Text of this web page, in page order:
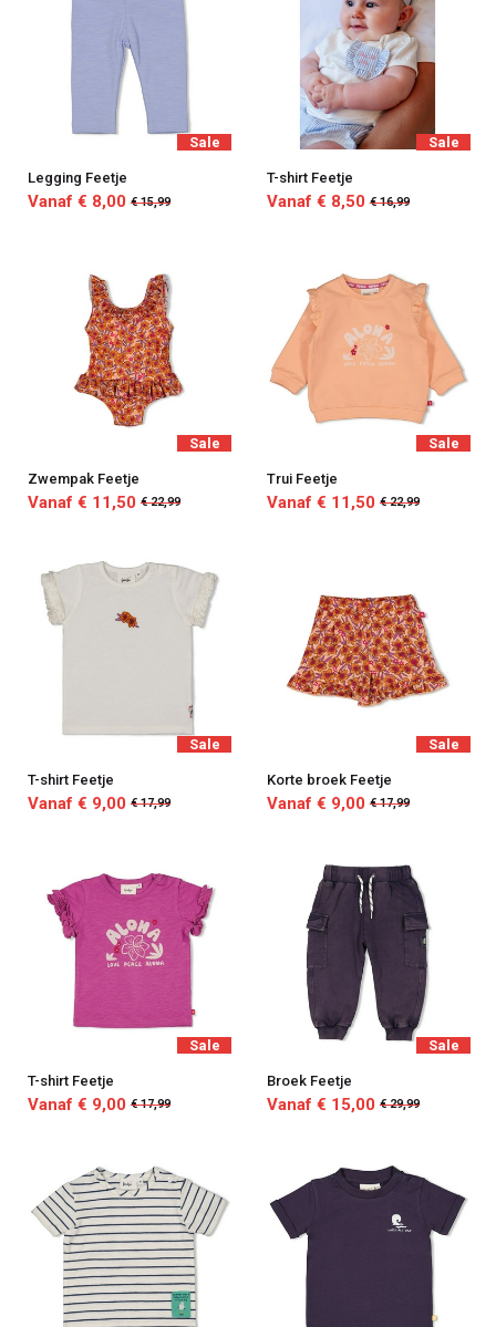
Sale
Legging Feetje
Vanaf € 8,00 € 15,99
Sale
T-shirt Feetje
Vanaf € 8,50 € 16,99
Sale
Zwempak Feetje
Vanaf € 11,50 € 22,99
Sale
Trui Feetje
Vanaf € 11,50 € 22,99
Sale
T-shirt Feetje
Vanaf € 9,00 € 17,99
Sale
Korte broek Feetje
Vanaf € 9,00 € 17,99
Sale
T-shirt Feetje
Vanaf € 9,00 € 17,99
Sale
Broek Feetje
Vanaf € 15,00 € 29,99